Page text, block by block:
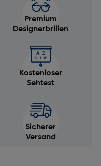
Premium
Designerbrillen
Kostenloser
Sehtest
Sicherer
Versand